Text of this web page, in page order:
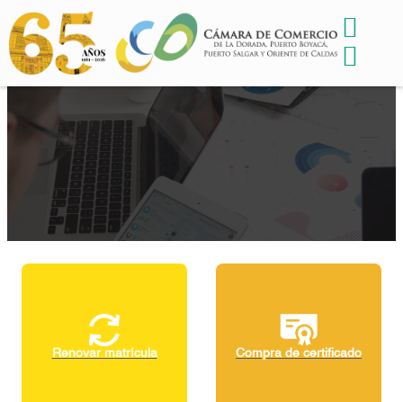
matrícula Compra de certificado